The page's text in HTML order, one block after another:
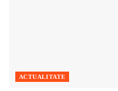
ACTUALITATE